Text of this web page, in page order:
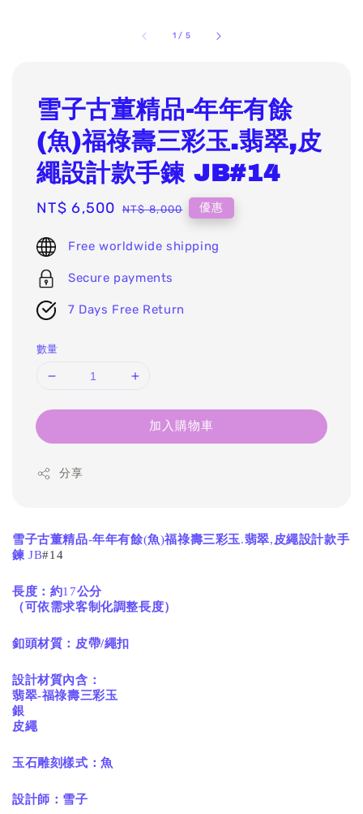
1 / 5
雪子古董精品-年年有餘
(魚)福祿壽三彩玉.翡翠,皮
繩設計款手鍊 JB#14
Sale
NT$ 6,500 Regular
NT$ 8,000 優惠
Free worldwide shipping
Secure payments
7 Days Free Return
數量
加入購物車
分享
雪子古董精品-年年有餘(魚)福祿壽三彩玉.翡翠,皮繩設計款手
鍊JB#14
長度：約17公分
（可依需求客制化調整長度）
釦頭材質：皮帶/繩扣
設計材質內含：
翡翠-福祿壽三彩玉
銀
皮繩
玉石雕刻樣式：魚
設計師：雪子